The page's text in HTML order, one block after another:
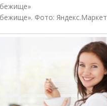
Фото: Яндекс.Маркет